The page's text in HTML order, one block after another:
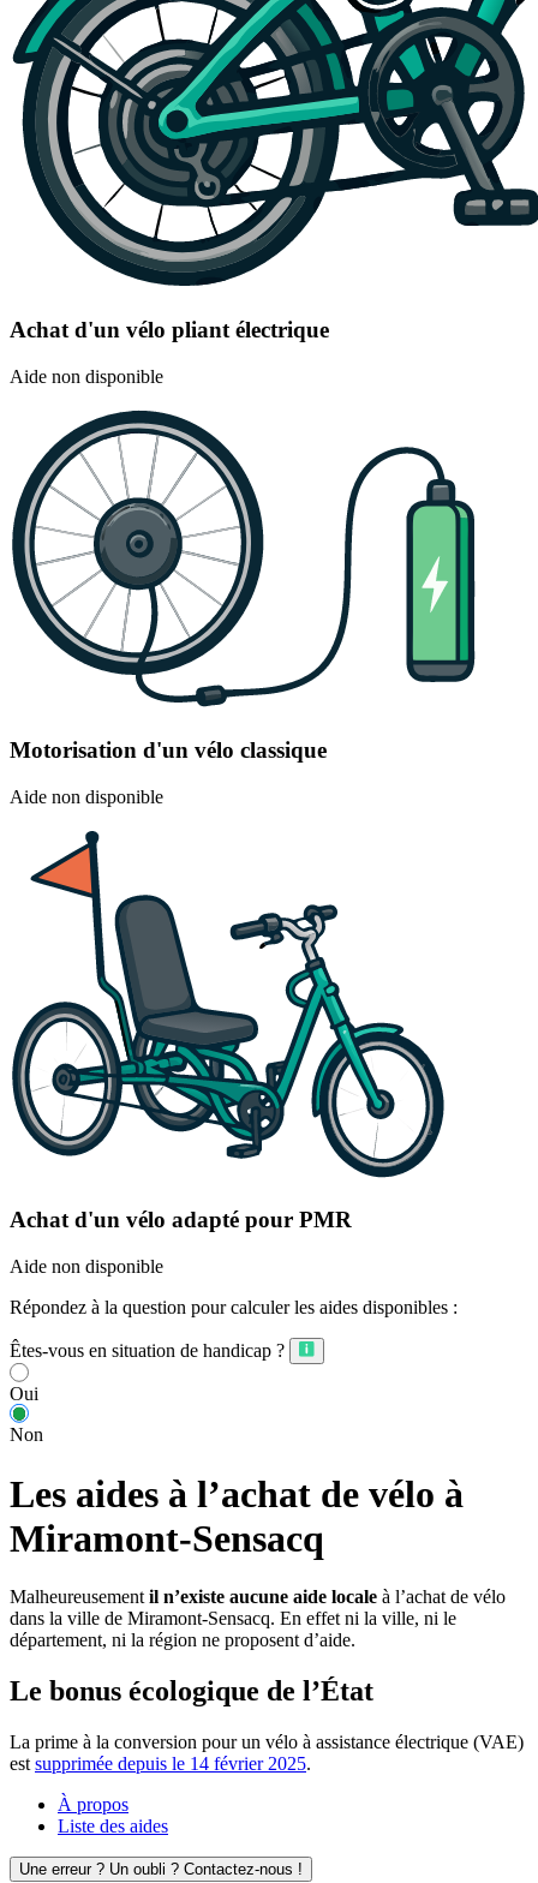
Achat d'un vélo pliant électrique
Aide non disponible
Motorisation d'un vélo classique
Aide non disponible
Achat d'un vélo adapté pour PMR
Aide non disponible
Répondez à la question pour calculer les aides disponibles :
Êtes-vous en situation de handicap ?
Oui
Non
Les aides à l’achat de vélo à
Miramont-Sensacq
Malheureusement il n’existe aucune aide locale à l’achat de vélo
dans la ville de Miramont-Sensacq. En effet ni la ville, ni le
département, ni la région ne proposent d’aide.
Le bonus écologique de l’État
La prime à la conversion pour un vélo à assistance électrique (VAE)
est supprimée depuis le 14 février 2025.
À propos
Liste des aides
Une erreur ? Un oubli ? Contactez-nous !